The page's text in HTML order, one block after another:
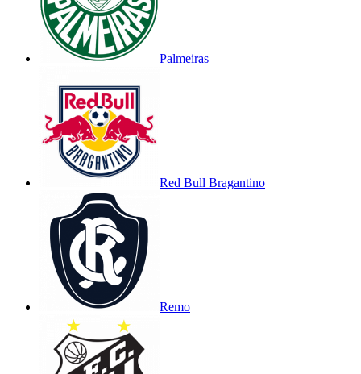
Palmeiras
Red Bull Bragantino
Remo